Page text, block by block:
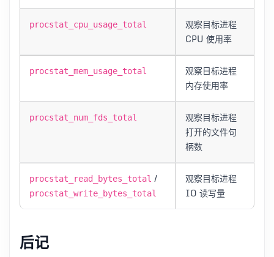
procstat_cpu_usage_total
观察目标进程
CPU 使用率
procstat_mem_usage_total
观察目标进程
内存使用率
procstat_num_fds_total
观察目标进程
打开的文件句
柄数
procstat_read_bytes_total /
procstat_write_bytes_total
观察目标进程
IO 读写量
后记